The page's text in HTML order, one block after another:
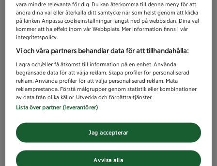
vara mindre relevanta för dig. Du kan återkomma till denna meny för att
ändra dina val eller återkalla ditt samtycke när som helst genom att klicka
på länken Anpassa cookieinställningar längst ned på webbsidan. Dina val
kommer att ha effekt inom vår Webbplats. Mer information finns i vår
integritetspolicy.
Vi och våra partners behandlar data för att tillhandahålla:
Lagra och/eller få åtkomst till information på en enhet. Använda
begränsade data för att välja reklam. Skapa profiler för personaliserad
reklam. Använda profiler för att välja personaliserad reklam. Mäta
reklamprestanda. Förstå målgrupper genom statistik eller kombinationer
av data från olika källor. Utveckla och förbättra tjänster.
Lista över partner (leverantörer)
Avvisa alla
Jag accepterar